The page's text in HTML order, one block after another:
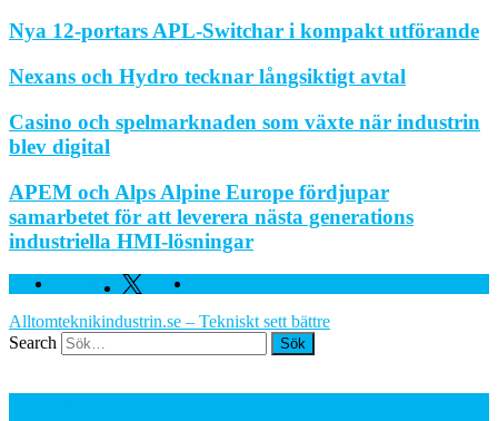
Nya 12-portars APL-Switchar i kompakt utförande
Nexans och Hydro tecknar långsiktigt avtal
Casino och spelmarknaden som växte när industrin
blev digital
APEM och Alps Alpine Europe fördjupar
samarbetet för att leverera nästa generations
industriella HMI-lösningar
Facebook Twitter
Alltomteknikindustrin.se – Tekniskt sett bättre
Search